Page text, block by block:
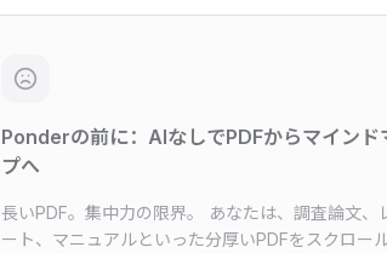
Ponderの前に：AIなしでPDFからマインド
プへ
長いPDF。集中力の限界。 あなたは、調査論文、
ート、マニュアルといった分厚いPDFをスクロー